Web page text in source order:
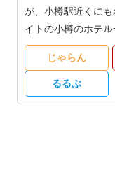
が、小樽駅近くに
イトの小樽のホテル
じゃらん
るるぶ